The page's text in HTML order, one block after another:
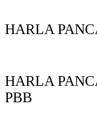
HARLA
HARLA
PBB